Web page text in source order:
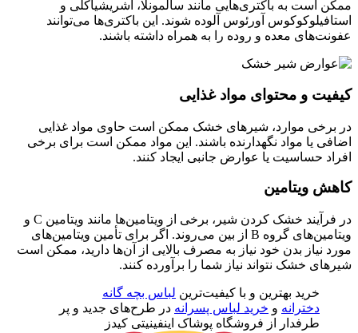
است به باکتری‌هایی مانند سالمونلا، اشریشیاکلی و
آورئوس آلوده شوند. این باکتری‌ها می‌توانند
معده و روده را به همراه داشته باشند.
و محتوای مواد غذایی
برخی موارد، شیرهای خشک ممکن است حاوی مواد غذایی
یا مواد نگهدارنده باشند. این مواد ممکن است برای برخی
حساسیت یا عوارض جانبی ایجاد کنند.
ویتامین
در فرآیند خشک کردن شیر، برخی از ویتامین‌ها مانند ویتامین C و
ویتامین‌های گروه B از بین می‌روند. اگر برای تأمین ویتامین‌های
نیاز بدن خود نیاز به مصرف بالایی از آن‌ها دارید، ممکن است
خشک نتواند نیاز شما را برآورده کنند.
خرید بهترین و با کیفیت‌ترین لباس بچه گانه
دخترانه وخرید لباس پسرانه در طرح‌های جدید و پر
طرفدار از فروشگاه پوشاک اینفینیتی کیدز